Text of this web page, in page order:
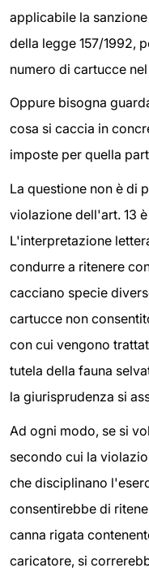
applicabile la
della legge 157/1992,
numero di cartucce
Oppure bisogna
cosa si caccia in
imposte per quella
La questione non è di
violazione dell'art. 13
L'interpretazione
condurre a ritenere
cacciano specie
cartucce non
con cui vengono
tutela della fauna
la giurisprudenza si
Ad ogni modo, se si
secondo cui la
che disciplinano
consentirebbe di
canna rigata
caricatore, si